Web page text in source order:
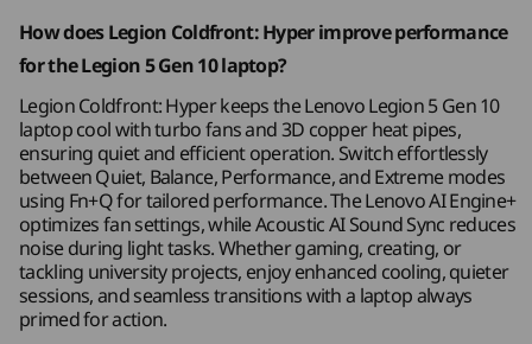
透過 Lenovo AI
Engine+ 體驗智能設計
透過由 Lenovo AI 核心 (LA1) 驅動的 Lenovo AI
Engine+ 提升 FPS，讓你可以流暢地直播串流並充
分探索任何大學項目。 在「平衡」模式下透過情
境偵測功能，可動態地為遊戲和應用程式最佳化各
種設定。 無論是遊戲還是大學的作業，你都可以
透過 Legion Space 輕鬆管理，並暢享 AI 調節效
能。
Nahimic® Audio
2 x 2W Harman
®
攝影機
5MP 網絡攝影機配備電子快門
720p 高清網絡攝影機配備電子快門
連接性
連接埠/插槽
How does Legion Coldfront: Hyper improve performance
for the Legion 5 Gen 10 laptop?
Legion Coldfront: Hyper keeps the Lenovo Legion 5 Gen 10
laptop cool with turbo fans and 3D copper heat pipes,
ensuring quiet and efficient operation. Switch effortlessly
between Quiet, Balance, Performance, and Extreme modes
using Fn+Q for tailored performance. The Lenovo AI Engine+
optimizes fan settings, while Acoustic AI Sound Sync reduces
noise during light tasks. Whether gaming, creating, or
tackling university projects, enjoy enhanced cooling, quieter
sessions, and seamless transitions with a laptop always
primed for action.